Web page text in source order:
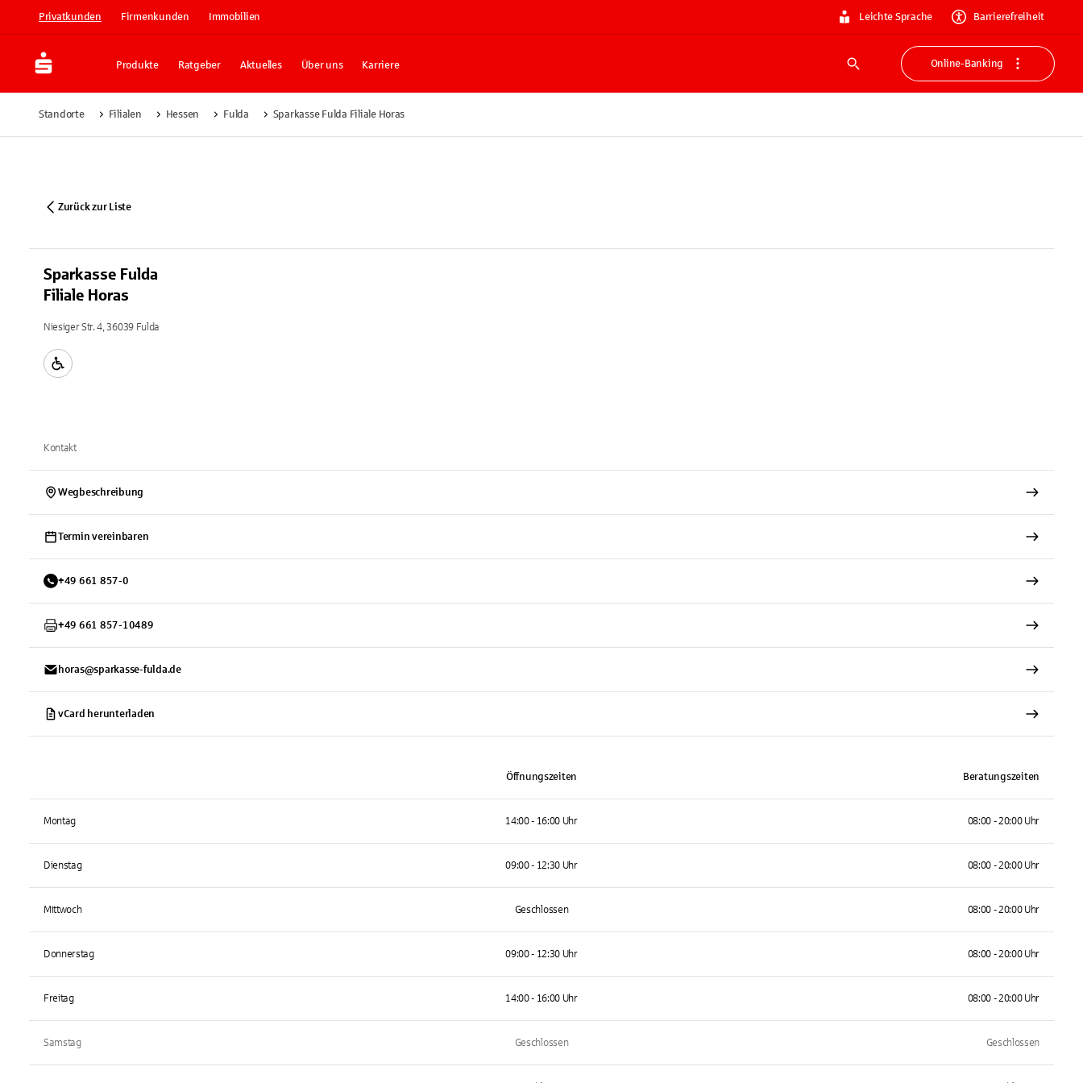
Privatkunden Firmenkunden Immobilien Leichte Sprache Barrierefreiheit
Produkte Ratgeber Aktuelles Über uns Karriere
Suche
Online-Banking
Standorte Filialen Hessen Fulda Sparkasse Fulda Filiale Horas
Zurück zur Liste
Sparkasse Fulda
Filiale Horas
Niesiger Str. 4, 36039 Fulda
Kontakt
Wegbeschreibung
Termin vereinbaren
+49 661 857-0
+49 661 857-10489
horas@sparkasse-fulda.de
vCard herunterladen
Öffnungszeiten Beratungszeiten
Montag 14:00 - 16:00 Uhr 08:00 - 20:00 Uhr
Dienstag 09:00 - 12:30 Uhr 08:00 - 20:00 Uhr
Mittwoch Geschlossen 08:00 - 20:00 Uhr
Donnerstag 09:00 - 12:30 Uhr 08:00 - 20:00 Uhr
Freitag 14:00 - 16:00 Uhr 08:00 - 20:00 Uhr
Samstag Geschlossen Geschlossen